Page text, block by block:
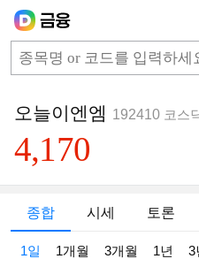
오늘이엔엠 192410 코스
4,170
종합 시세 토론
1일 1개월 3개월 1년 3